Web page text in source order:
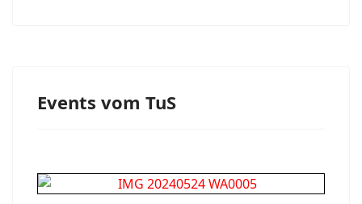
Events vom TuS